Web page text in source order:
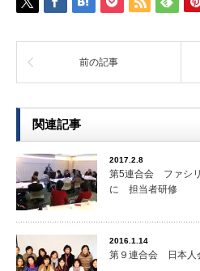
前の記事
関連記事
2017.2.8
第5連合会 ファシ
に 担当者研修
2016.1.14
第９連合会 日本人